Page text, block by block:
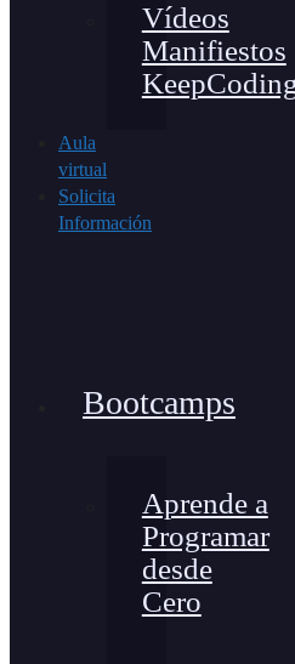
Vídeos
Manifiestos
Aula
virtual
Solicita
Información
Bootcamps
Aprende a
Programar
desde
Cero